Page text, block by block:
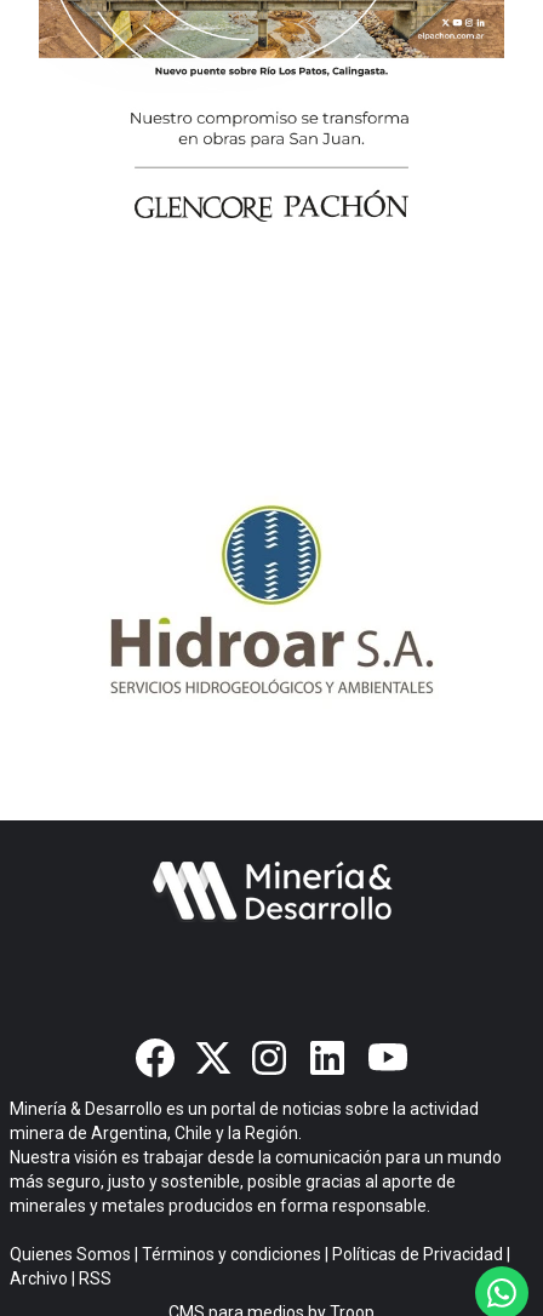
Minería & Desarrollo es un portal de noticias sobre la actividad
minera de Argentina, Chile y la Región.
Nuestra visión es trabajar desde la comunicación para un mundo
más seguro, justo y sostenible, posible gracias al aporte de
minerales y metales producidos en forma responsable.
Quienes Somos Términos y condiciones Políticas de Privacidad
Archivo
RSS